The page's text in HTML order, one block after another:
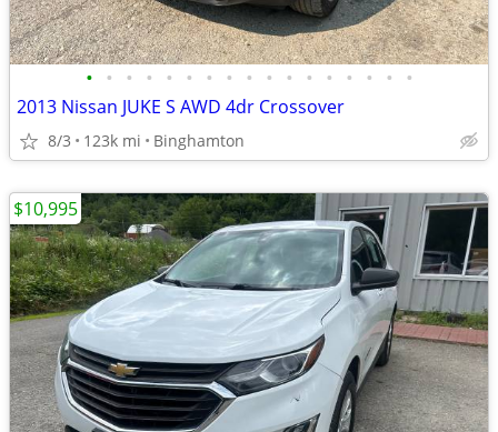
• • • • • • • • • • • • • • • • •
2013 Nissan JUKE S AWD 4dr Crossover
8/3 123k mi Binghamton
$10,995